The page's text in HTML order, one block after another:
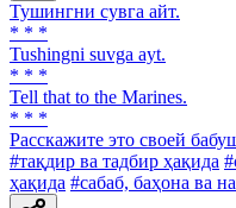
Тушингни сувга айт.
* * *
Tushingni suvga ayt.
* * *
Tell that to the Marines.
* * *
Расскажите это своей
#тақдир ва тадбир ҳақида
ҳақида #сабаб, баҳона ва